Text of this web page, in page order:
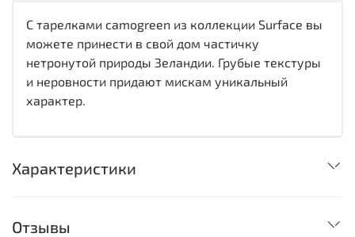
С тарелками camogreen из коллекции Surface вы
можете принести в свой дом частичку
нетронутой природы Зеландии. Грубые текстуры
и неровности придают мискам уникальный
характер.
Характеристики
Отзывы